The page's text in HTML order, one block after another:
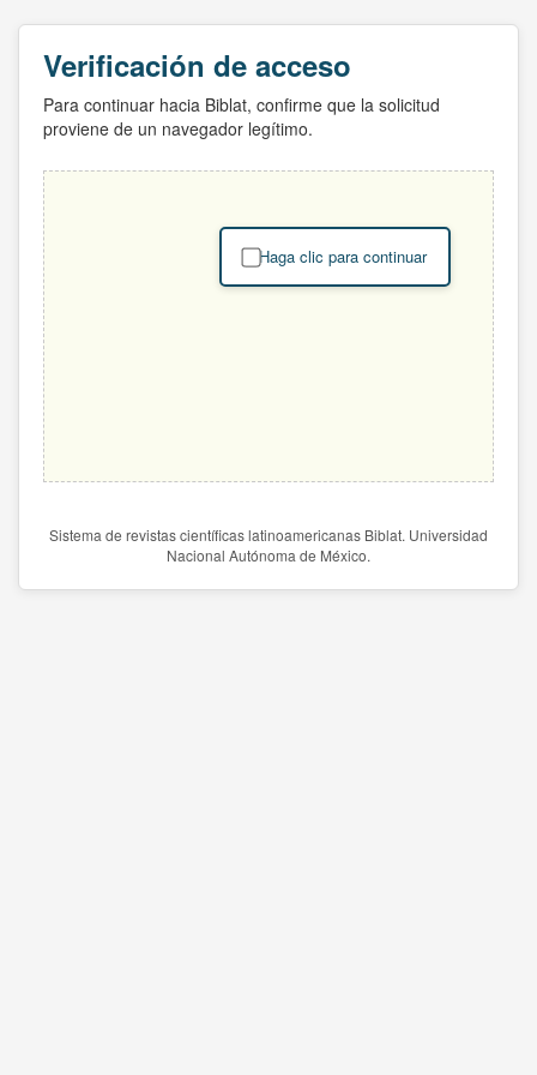
Verificación de acceso
Para continuar hacia Biblat, confirme que la solicitud
proviene de un navegador legítimo.
Haga clic para continuar
Sistema de revistas científicas latinoamericanas Biblat. Universidad
Nacional Autónoma de México.